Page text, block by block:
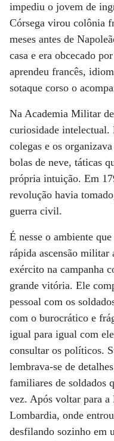
impediu o jovem de
Córsega virou colônia
meses antes de
casa e era obcecado
aprendeu francês,
sotaque corso o
Na Academia Militar
curiosidade
colegas e os
bolas de neve, táticas
própria intuição. Em
revolução havia
guerra civil.
É nesse o ambiente
rápida ascensão militar
exército na campanha
grande vitória. Ele
pessoal com os
com o burocrático e
igual para igual com
consultar os políticos.
lembrava-se de
familiares de soldados
vez. Após voltar para a
Lombardia, onde
desfilando sozinho em